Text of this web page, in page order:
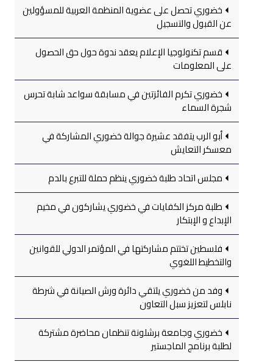
خضوري تحصل على عضوية المنظمة العربية للمسؤولين
عن القبول والتسجيل
قسم تكنولوجيا الإعلام يعقد ندوة حول حق الحصول
على المعلومات
خضوري تكرم الفائزتين في مسابقة سواعد شابة تحرس
شجرة السماء
أبو الرب يتفقد عشيرة جوالة خضوري المشاركة في
معسكر التعايش
مجلس اتحاد طلبة خضوري ينظم حملة للتبرع بالدم
طلبة مركز الكفايات في خضوري يشاركون في مخيم
الإبداع و الإبتكار
فلسطين تختتم مشاركتها في المؤتمر الدولي للقوانين
والتخطيط اللغوي
وفد من خضوري يلتقي دائرة ورش الصيانة في شرطة
نابلس لتعزيز سبل التعاون
خضوري وجامعة برشلونة تنظمان محاضرة مشتركة
لطلبة برنامج الماجستير